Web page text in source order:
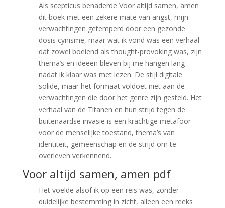
Als scepticus benaderde Voor altijd samen, amen
dit boek met een zekere mate van angst, mijn
verwachtingen getemperd door een gezonde
dosis cynisme, maar wat ik vond was een verhaal
dat zowel boeiend als thought-provoking was, zijn
thema’s en ideeën bleven bij me hangen lang
nadat ik klaar was met lezen. De stijl digitale
solide, maar het formaat voldoet niet aan de
verwachtingen die door het genre zijn gesteld. Het
verhaal van de Titanen en hun strijd tegen de
buitenaardse invasie is een krachtige metafoor
voor de menselijke toestand, thema’s van
identiteit, gemeenschap en de strijd om te
overleven verkennend.
Voor altijd samen, amen pdf
Het voelde alsof ik op een reis was, zonder
duidelijke bestemming in zicht, alleen een reeks